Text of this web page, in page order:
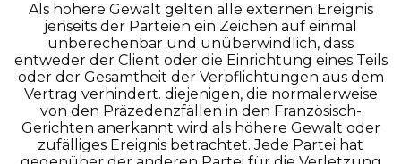
Als höhere Gewalt gelten alle externen Ereignis
jenseits der Parteien ein Zeichen auf einmal
unberechenbar und unüberwindlich, dass
entweder der Client oder die Einrichtung eines Teils
oder der Gesamtheit der Verpflichtungen aus dem
Vertrag verhindert. diejenigen, die normalerweise
von den Präzedenzfällen in den Französisch-
Gerichten anerkannt wird als höhere Gewalt oder
zufälliges Ereignis betrachtet. Jede Partei hat